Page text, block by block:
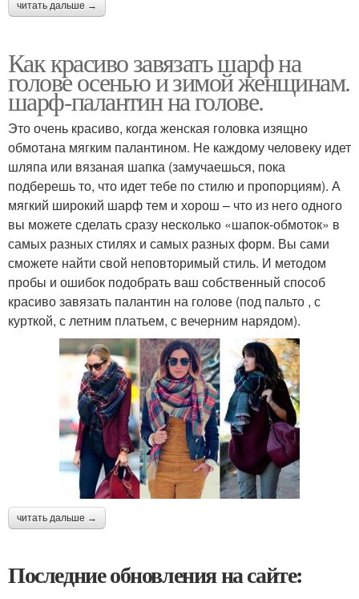
читать дальше →
Как красиво завязать шарф на
голове осенью и зимой женщинам.
шарф-палантин на голове.
Это очень красиво, когда женская головка изящно
обмотана мягким палантином. Не каждому человеку идет
шляпа или вязаная шапка (замучаешься, пока
подберешь то, что идет тебе по стилю и пропорциям). А
мягкий широкий шарф тем и хорош – что из него одного
вы можете сделать сразу несколько «шапок-обмоток» в
самых разных стилях и самых разных форм. Вы сами
сможете найти свой неповторимый стиль. И методом
пробы и ошибок подобрать ваш собственный способ
красиво завязать палантин на голове (под пальто , с
курткой, с летним платьем, с вечерним нарядом).
читать дальше →
Последние обновления на сайте: